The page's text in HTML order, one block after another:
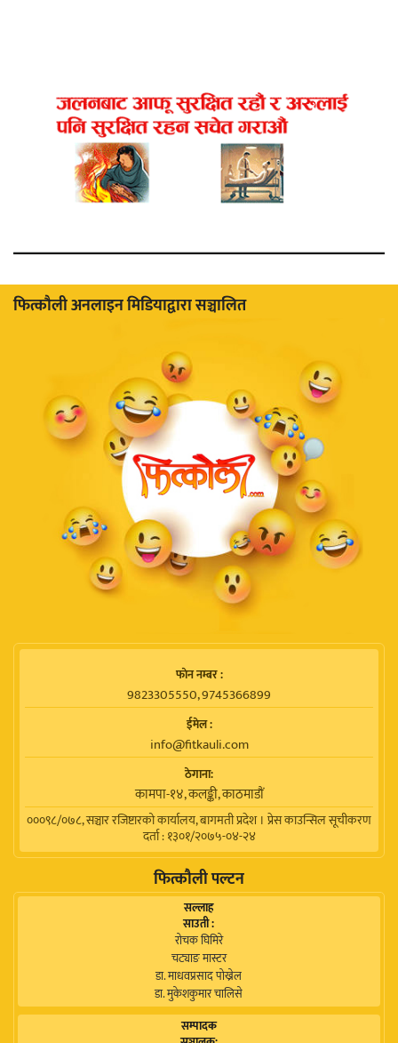
फित्काैली अनलाइन मिडियाद्वारा सञ्चालित
फाेन नम्बर :
9823305550, 9745366899
ईमेल :
info@fitkauli.com
ठेगाना:
कामपा-१४, कलङ्की, काठमाडाैं
०००९८/०७८, सञ्चार रजिष्टारको कार्यालय, बागमती प्रदेश । प्रेस काउन्सिल सूचीकरण
दर्ता : १३०१/२०७५-०४-२४
फित्कौली पल्टन
सल्लाह
साउती :
रोचक घिमिरे
चट्याङ मास्टर
डा. माधवप्रसाद पोख्रेल
डा. मुकेशकुमार चालिसे
सम्पादक